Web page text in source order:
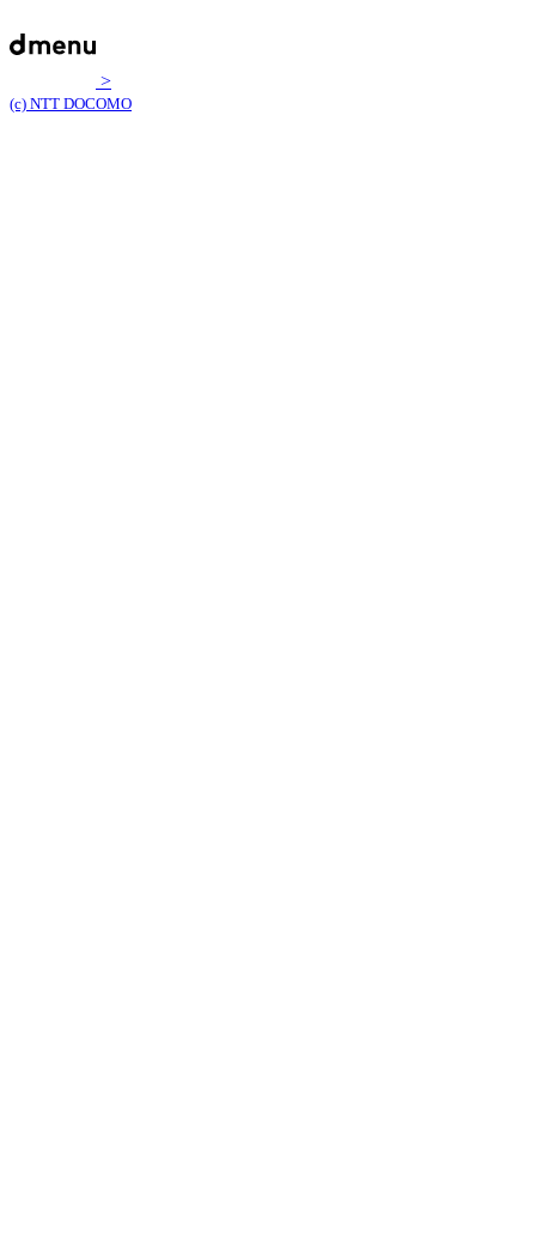
>
(c) NTT DOCOMO